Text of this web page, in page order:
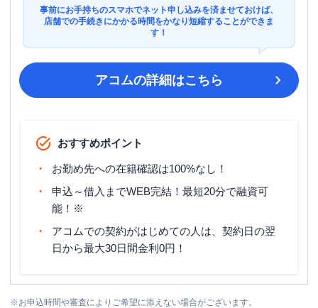
事前にお手持ちのスマホでネット申し込みを済ませておけば、
店舗での手続きにかかる時間をかなり短縮することができま
す！
アコムの詳細はこちら
おすすめポイント
お勤め先への在籍確認は100%なし！
申込～借入までWEB完結！最短20分で融資可
能！※
アコムでの契約がはじめての人は、契約日の翌
日から最大30日間金利0円！
※お申込時間や審査によりご希望に添えない場合がございます。